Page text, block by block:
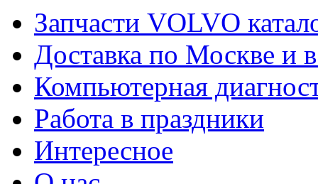
Запчасти VOLVO
Доставка по Москве и
Компьютерная
Работа в праздники
Интересное